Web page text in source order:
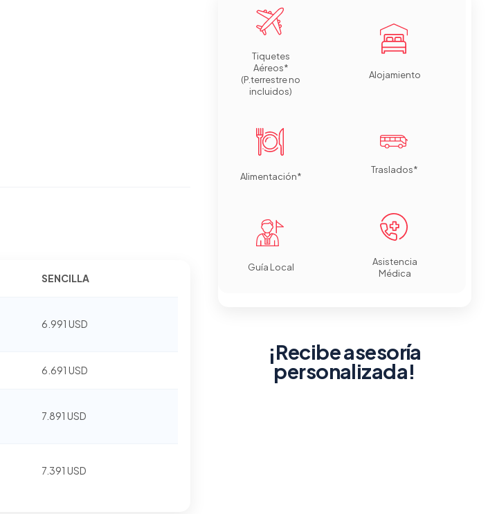
SENCILLA
6.991 USD
6.691 USD
7.891 USD
7.391 USD
Tiquetes
Aéreos*
(P.terrestre no
incluidos)
Alojamiento
Alimentación*
Traslados*
Guía Local
Asistencia
Médica
¡Recibe asesoría
personalizada!